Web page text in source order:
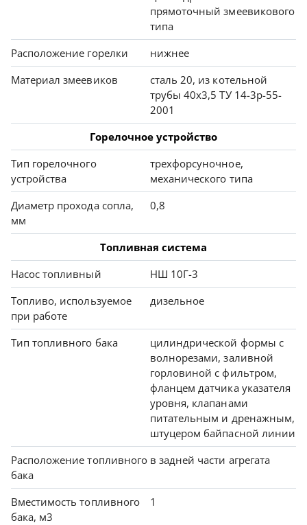
прямоточный змеевикового
типа
Расположение горелки
нижнее
Материал змеевиков
сталь 20, из котельной
трубы 40х3,5 ТУ 14-3р-55-
2001
Горелочное устройство
Тип горелочного
устройства
трехфорсуночное,
механического типа
Диаметр прохода сопла,
мм
0,8
Топливная система
Насос топливный
НШ 10Г-3
Топливо, используемое
при работе
дизельное
Тип топливного бака
цилиндрической формы с
волнорезами, заливной
горловиной с фильтром,
фланцем датчика указателя
уровня, клапанами
питательным и дренажным,
штуцером байпасной линии
Расположение топливного
бака
в задней части агрегата
Вместимость топливного
бака, м3
1